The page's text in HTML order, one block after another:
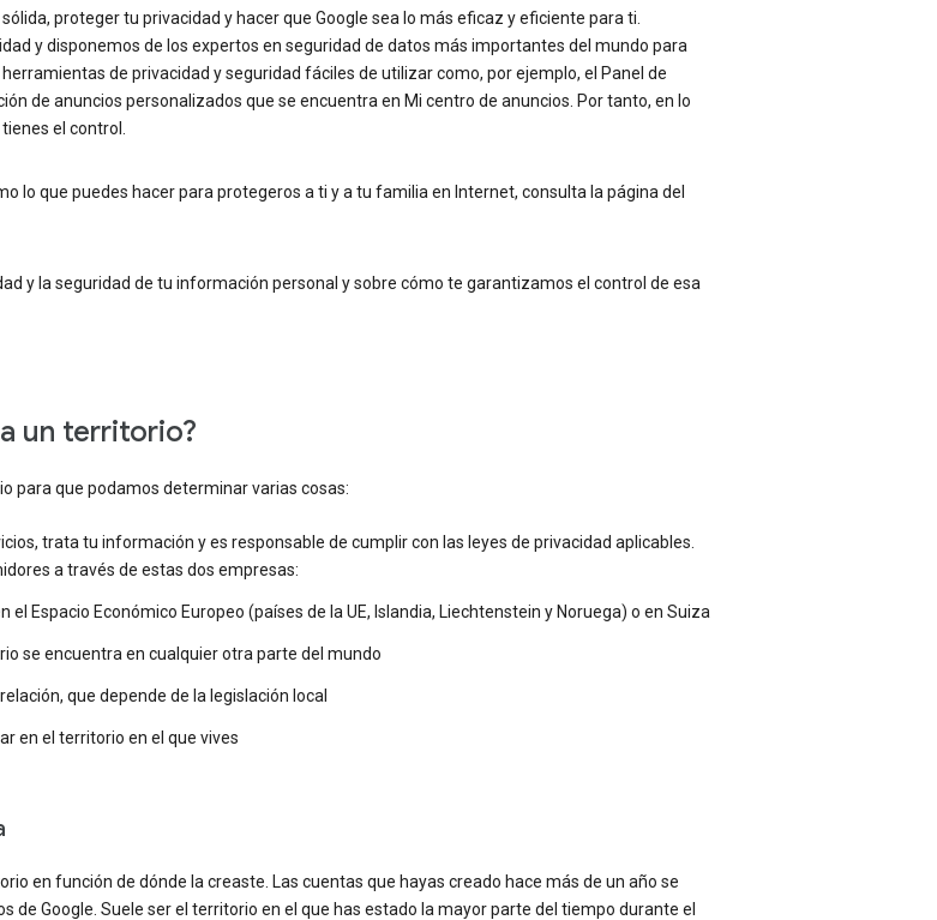
proteger tu privacidad y hacer que Google sea lo más eficaz y eficiente para ti.
y disponemos de los expertos en seguridad de datos más importantes del mundo para
de privacidad y seguridad fáciles de utilizar como, por ejemplo, el Panel de
de anuncios personalizados que se encuentra en Mi centro de anuncios. Por tanto, en lo
el control.
lo que puedes hacer para protegeros a ti y a tu familia en Internet, consulta la página del
y la seguridad de tu información personal y sobre cómo te garantizamos el control de esa
un territorio?
para que podamos determinar varias cosas:
trata tu información y es responsable de cumplir con las leyes de privacidad aplicables.
a través de estas dos empresas:
Espacio Económico Europeo (países de la UE, Islandia, Liechtenstein y Noruega) o en Suiza
se encuentra en cualquier otra parte del mundo
que depende de la legislación local
en el territorio en el que vives
en función de dónde la creaste. Las cuentas que hayas creado hace más de un año se
de Google. Suele ser el territorio en el que has estado la mayor parte del tiempo durante el